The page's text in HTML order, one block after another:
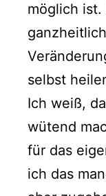
möglich
selbst
Ich weiß,
wütend
für das
ich das